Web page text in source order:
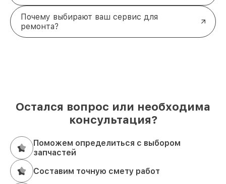
Почему выбирают ваш сервис для
ремонта?
Остался вопрос или необходима
консультация?
Поможем определиться с выбором
запчастей
Составим точную смету работ